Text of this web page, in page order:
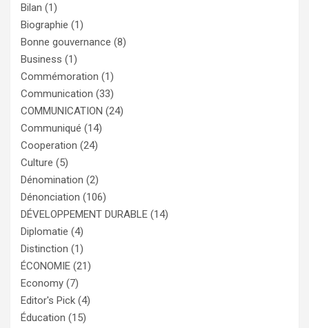
Bilan (1)
Biographie (1)
Bonne gouvernance (8)
Business (1)
Commémoration (1)
Communication (33)
COMMUNICATION (24)
Communiqué (14)
Cooperation (24)
Culture (5)
Dénomination (2)
Dénonciation (106)
DÉVELOPPEMENT DURABLE (14)
Diplomatie (4)
Distinction (1)
ÉCONOMIE (21)
Economy (7)
Editor's Pick (4)
Éducation (15)